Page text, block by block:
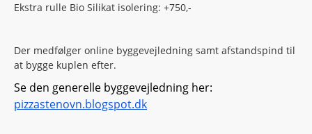
Ekstra rulle Bio Silikat isolering: +750,-
Der medfølger online byggevejledning samt afstandspind til
at bygge kuplen efter.
Se den generelle byggevejledning her:
pizzastenovn.blogspot.dk